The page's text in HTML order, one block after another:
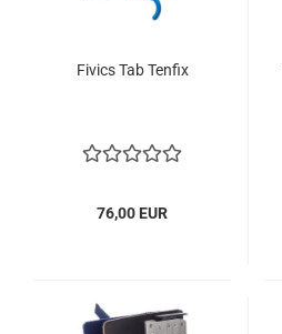
Fivics Tab Tenfix
76,00 EUR